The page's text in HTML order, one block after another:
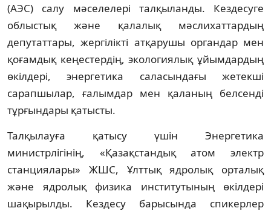
(АЭС) салу мәселелері талқыланды. Кездесуге
облыстық және қалалық мәслихаттардың
депутаттары, жергілікті атқарушы органдар мен
қоғамдық кеңестердің, экологиялық ұйымдардың
өкілдері, энергетика саласындағы жетекші
сарапшылар, ғалымдар мен қаланың белсенді
тұрғындары қатысты.
Талқылауға қатысу үшін Энергетика
министрлігінің, «Қазақстандық атом электр
станциялары» ЖШС, Ұлттық ядролық орталық
және ядролық физика институтының өкілдері
шақырылды. Кездесу барысында спикерлер